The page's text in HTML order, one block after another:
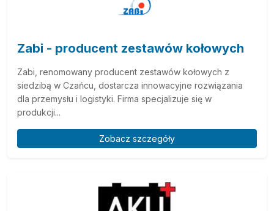
Zabi - producent zestawów kołowych
Zabi, renomowany producent zestawów kołowych z
siedzibą w Czańcu, dostarcza innowacyjne rozwiązania
dla przemysłu i logistyki. Firma specjalizuje się w
produkcji...
Zobacz szczegóły